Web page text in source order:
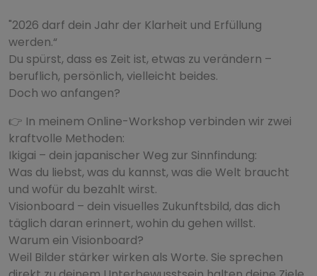
"2026 darf dein Jahr der Klarheit und Erfüllung
werden.“
Du spürst, dass es Zeit ist, etwas zu verändern –
beruflich, persönlich, vielleicht beides.
Doch wo anfangen?
👉 In meinem Online-Workshop verbinden wir zwei
kraftvolle Methoden:
Ikigai – dein japanischer Weg zur Sinnfindung:
Was du liebst, was du kannst, was die Welt braucht
und wofür du bezahlt wirst.
Visionboard – dein visuelles Zukunftsbild, das dich
täglich daran erinnert, wohin du gehen willst.
Warum ein Visionboard?
Weil Bilder stärker wirken als Worte. Sie sprechen